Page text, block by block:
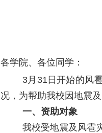
各学院、各位同学：
3月 31日开始的风
况，为帮助我校因地震
一、资助对象
我校受地震及风雹